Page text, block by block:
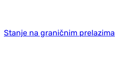
Stanje na graničnim prelazima